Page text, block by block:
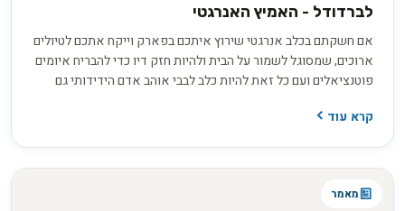
לברדודל - האמיץ האנרגטי
אם חשקתם בכלב אנרגטי שירוץ איתכם בפארק וייקח אתכם לטיולים
ארוכים, שמסוגל לשמור על הבית ולהיות חזק דיו כדי להבריח איומים
פוטנציאלים ועם כל זאת להיות כלב לבבי אוהב אדם הידידותי גם
מהצלבה מתוכננת בין גזע הלברדור והפודל במטרה ליצור כלב נחייה
לעיוורים הזקוקים לכלב צייתני ובעל אופי שקט. אך למרות כל זאת
קרא עוד
מאמר